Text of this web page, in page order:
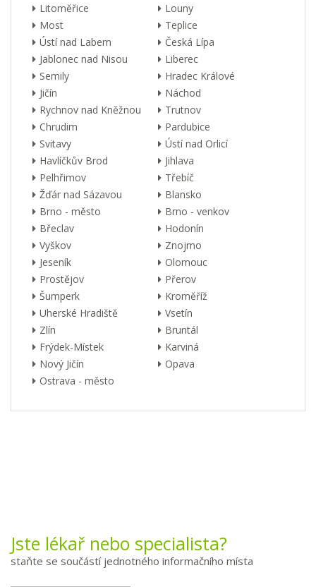
Litoměřice
Louny
Most
Teplice
Ústí nad Labem
Česká Lípa
Jablonec nad Nisou
Liberec
Semily
Hradec Králové
Jičín
Náchod
Rychnov nad Kněžnou
Trutnov
Chrudim
Pardubice
Svitavy
Ústí nad Orlicí
Havlíčkův Brod
Jihlava
Pelhřimov
Třebíč
Žďár nad Sázavou
Blansko
Brno - město
Brno - venkov
Břeclav
Hodonín
Vyškov
Znojmo
Jeseník
Olomouc
Prostějov
Přerov
Šumperk
Kroměříž
Uherské Hradiště
Vsetín
Zlín
Bruntál
Frýdek-Místek
Karviná
Nový Jičín
Opava
Ostrava - město
Jste lékař nebo specialista?
staňte se součástí jednotného informačního místa